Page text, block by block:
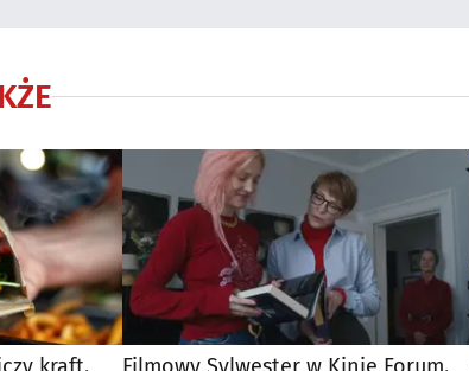
kraft.
Filmowy Sylwester w Kinie Forum.